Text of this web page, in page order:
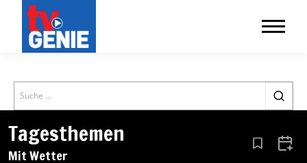
Search
Tagesthemen
Mit Wetter Aus den